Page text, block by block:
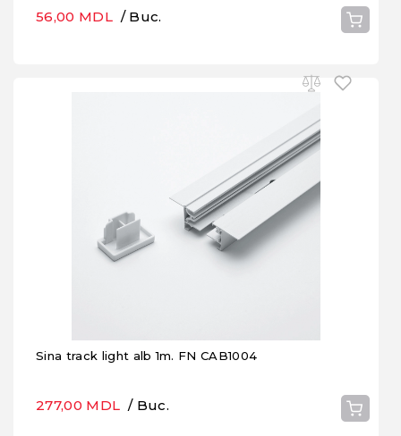
56,00 MDL / Buc.
Sina track light alb 1m. FN CAB1004
277,00 MDL / Buc.